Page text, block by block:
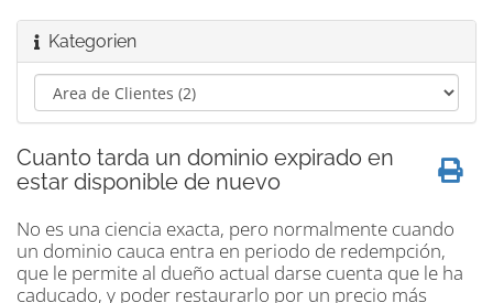
Kategorien
Cuanto tarda un dominio expirado en
estar disponible de nuevo
No es una ciencia exacta, pero normalmente cuando
un dominio cauca entra en periodo de redempción,
que le permite al dueño actual darse cuenta que le ha
caducado, y poder restaurarlo por un precio más